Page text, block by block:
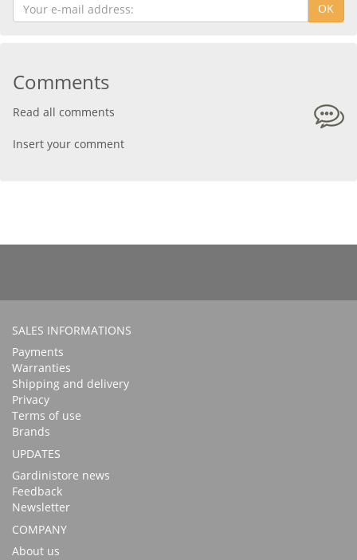
OK
Comments
Read all comments
Insert your comment
SALES INFORMATIONS
Payments
Warranties
Shipping and delivery
Privacy
Terms of use
Brands
UPDATES
Gardinistore news
Feedback
Newsletter
COMPANY
About us